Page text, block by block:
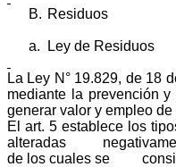
B. Residuos
a. Ley de Residuos
La Ley N° 19.829, de 18
mediante la prevención
generar valor y empleo de
El art. 5 establece los
alteradas
de los cuales se